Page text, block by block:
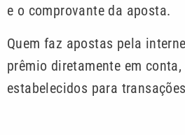
e o comprovante da aposta.
Quem faz apostas pela
prêmio diretamente em
estabelecidos para